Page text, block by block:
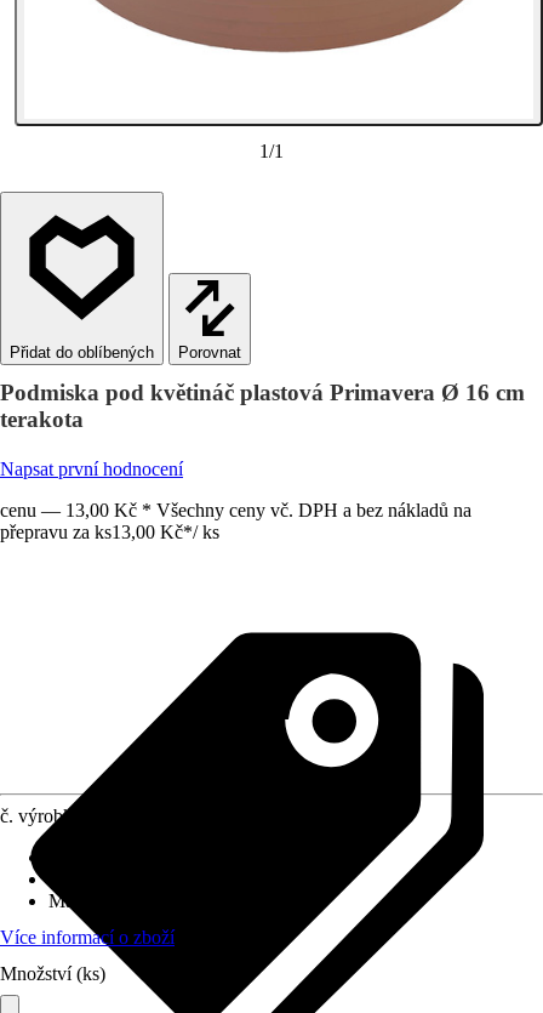
1/1
Porovnat
Podmiska pod květináč plastová Primavera Ø 16 cm
terakota
Napsat první hodnocení
cenu — 13,00 Kč * Všechny ceny vč. DPH a bez nákladů na
přepravu za ks13,00 Kč*/ ks
č. výrobku
Materiál
Více informací o zboží
Množství (ks)